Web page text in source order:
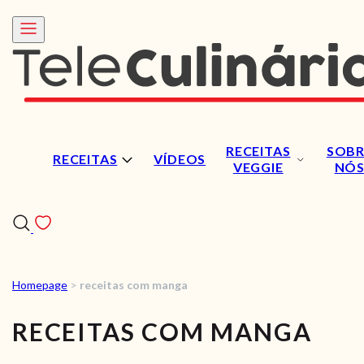
RECEITAS VÍDEOS
RECEITAS
VEGGIE
NÓS
RECEITAS
VÍDEOS
Homepage > receitas com manga
RECEITAS COM MANGA